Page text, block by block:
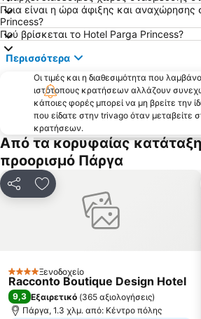
Παραλία Πίσω Κρυονερίου
Μύτικας
Παραλία Σαρακίνικο
Κανάλι
Λιμένας Πάργας
Ηγουμενίτσα
Αρτολιθιά
Μπενίτσες
Αρίλλας
Ζέρη
Μέγα
Καραβοστάσι
Κρυονέρι
ΚΤΕΛ
Λύχνος
Νησάκι
Μωραΐτικα
Σπιάτζα
Ποια είναι η ώρα άφιξης και αναχώρησης
Princess?
Πού βρίσκεται το Hotel Parga Princess?
Περισσότερα
Οι τιμές και η διαθεσιμότητα που
ιστότοπους κρατήσεων αλλάζουν
κάποιες φορές μπορεί να μη βρείτε την
που είδατε στην trivago όταν μεταβείτε
κρατήσεων.
Από τα κορυφαίας
προορισμό Πάργα
ΚοινοποίησηΠροσθήκη στα αγαπημένα
4 ΑστέριαΞενοδοχείο
Racconto Boutique Design Hotel
9,3 Εξαιρετικό (365 αξιολογήσεις)
Πάργα, 1.3 χλμ. από: Κέντρο πόλης